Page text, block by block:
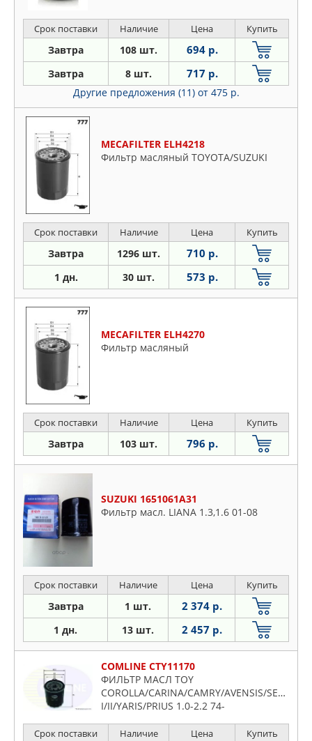
Срок поставки Наличие Цена Купить
Завтра 108 шт. 694 р.
Завтра 8 шт. 717 р.
Другие предложения (11) от 475 р.
MECAFILTER ELH4218
Фильтр масляный TOYOTA/SUZUKI
Срок поставки Наличие Цена Купить
Завтра 1296 шт. 710 р.
1 дн. 30 шт. 573 р.
MECAFILTER ELH4270
Фильтр масляный
Срок поставки Наличие Цена Купить
Завтра 103 шт. 796 р.
SUZUKI 1651061A31
Фильтр масл. LIANA 1.3,1.6 01-08
Срок поставки Наличие Цена Купить
Завтра 1 шт. 2 374 р.
1 дн. 13 шт. 2 457 р.
COMLINE CTY11170
ФИЛЬТР МАСЛ TOY
COROLLA/CARINA/CAMRY/AVENSIS/SELISA/
I/II/YARIS/PRIUS 1.0-2.2 74-
Срок поставки Наличие Цена Купить